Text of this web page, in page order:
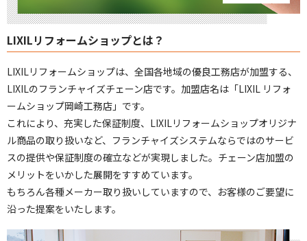
今週は何の日？
LIXILリフォームショップとは？
LIXILリフォームショップは、全国各地域の優良工務店が加盟する、
LIXILのフランチャイズチェーン店です。加盟店名は「LIXIL リフォ
ームショップ岡崎工務店」です。
これにより、充実した保証制度、LIXILリフォームショップオリジナ
ル商品の取り扱いなど、フランチャイズシステムならではのサービ
スの提供や保証制度の確立などが実現しました。チェーン店加盟の
メリットをいかした展開をすすめています。
もちろん各種メーカー取り扱いしていますので、お客様のご要望に
沿った提案をいたします。